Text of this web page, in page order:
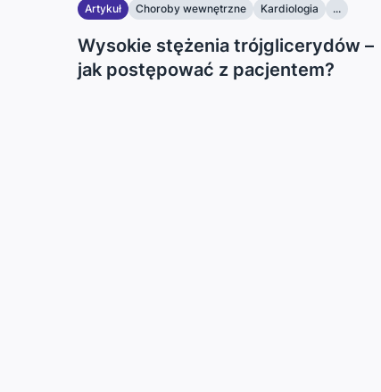
Artykuł Choroby wewnętrzne Kardiologia ...
Wysokie stężenia trójglicerydów –
jak postępować z pacjentem?